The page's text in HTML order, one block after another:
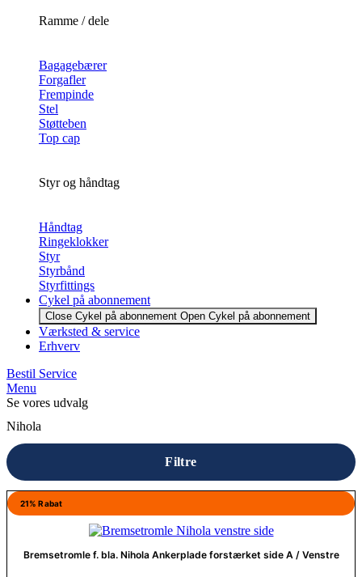
Ramme / dele
Bagagebærer
Forgafler
Frempinde
Stel
Støtteben
Top cap
Styr og håndtag
Håndtag
Ringeklokker
Styr
Styrbånd
Styrfittings
Cykel på abonnement
Close Cykel på abonnement Open Cykel på abonnement
Værksted & service
Erhverv
Bestil Service
Menu
Se vores udvalg
Nihola
Filtre
21% Rabat
Bremsetromle f. bla. Nihola Ankerplade forstærket side A / Venstre